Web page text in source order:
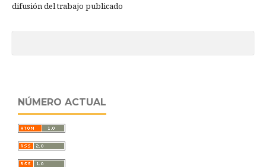
difusión del trabajo publicado
NÚMERO ACTUAL